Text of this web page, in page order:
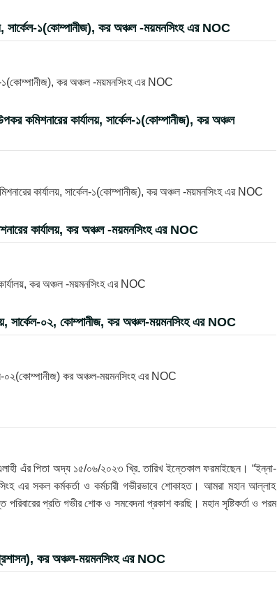
সার্কেল-১(কোম্পানীজ), কর অঞ্চল -ময়মনসিংহ এর NOC
১(কোম্পানীজ), কর অঞ্চল -ময়মনসিংহ এর NOC
কমিশনারের কার্যালয়, সার্কেল-১(কোম্পানীজ), কর অঞ্চল
কার্যালয়, সার্কেল-১(কোম্পানীজ), কর অঞ্চল -ময়মনসিংহ এর NOC
কার্যালয়, কর অঞ্চল -ময়মনসিংহ এর NOC
কার্যালয়, কর অঞ্চল -ময়মনসিংহ এর NOC
সার্কেল-০২, কোম্পানীজ, কর অঞ্চল-ময়মনসিংহ এর NOC
০২(কোম্পানীজ) কর অঞ্চল-ময়মনসিংহ এর NOC
এঁর পিতা অদ্য ১৫/০৬/২০২৩ খ্রি. তারিখ ইন্তেকাল ফরমাইছেন। “ইন্না-
এর সকল কর্মকর্তা ও কর্মচারী গভীরভাবে শোকাহত। আমরা মহান আল্লাহ
পরিবারের প্রতি গভীর শোক ও সমবেদনা প্রকাশ করছি। মহান সৃষ্টিকর্তা ও পরম
কর অঞ্চল-ময়মনসিংহ এর NOC